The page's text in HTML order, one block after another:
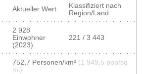
Aktueller Wert
Klassifiziert nach
Region/Land
2 928
Einwohner
(2023)
221 / 3 443
752,7 Personen/km² (1 949,5 pop/sq
mi)